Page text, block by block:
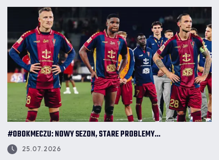
#OBOKMECZU: NOWY SEZON, STARE PROBLEMY...
25.07.2026